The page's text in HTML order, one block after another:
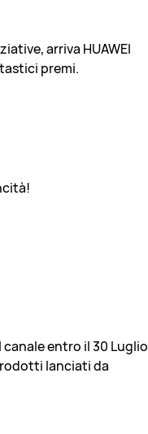
arriva HUAWEI
premi.
entro il 30 Luglio
lanciati da